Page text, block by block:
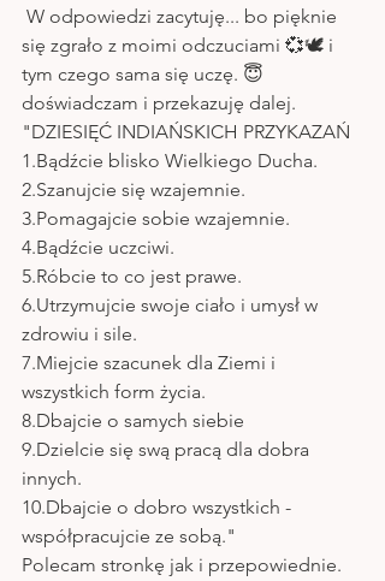
się zgrało z moimi odczuciami 💞🕊 i
tym czego sama się uczę. 😇
doświadczam i przekazuję dalej.
"DZIESIĘĆ INDIAŃSKICH PRZYKAZAŃ
1.Bądźcie blisko Wielkiego Ducha.
2.Szanujcie się wzajemnie.
3.Pomagajcie sobie wzajemnie.
4.Bądźcie uczciwi.
5.Róbcie to co jest prawe.
6.Utrzymujcie swoje ciało i umysł w
zdrowiu i sile.
7.Miejcie szacunek dla Ziemi i
wszystkich form życia.
8.Dbajcie o samych siebie
9.Dzielcie się swą pracą dla dobra
innych.
10.Dbajcie o dobro wszystkich -
współpracujcie ze sobą."
Polecam stronkę jak i przepowiednie.